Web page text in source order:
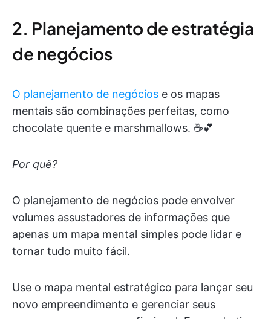
2. Planejamento de estratégia
de negócios
O planejamento de negócios e os mapas
mentais são combinações perfeitas, como
chocolate quente e marshmallows. ☕️💕
Por quê?
O planejamento de negócios pode envolver
volumes assustadores de informações que
apenas um mapa mental simples pode lidar e
tornar tudo muito fácil.
Use o mapa mental estratégico para lançar seu
novo empreendimento e gerenciar seus